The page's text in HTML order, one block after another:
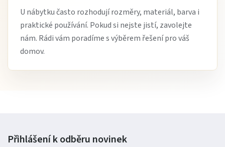
U nábytku často rozhodují rozměry, materiál, barva i
praktické používání. Pokud si nejste jistí, zavolejte
nám. Rádi vám poradíme s výběrem řešení pro váš
domov.
Přihlášení k odběru novinek